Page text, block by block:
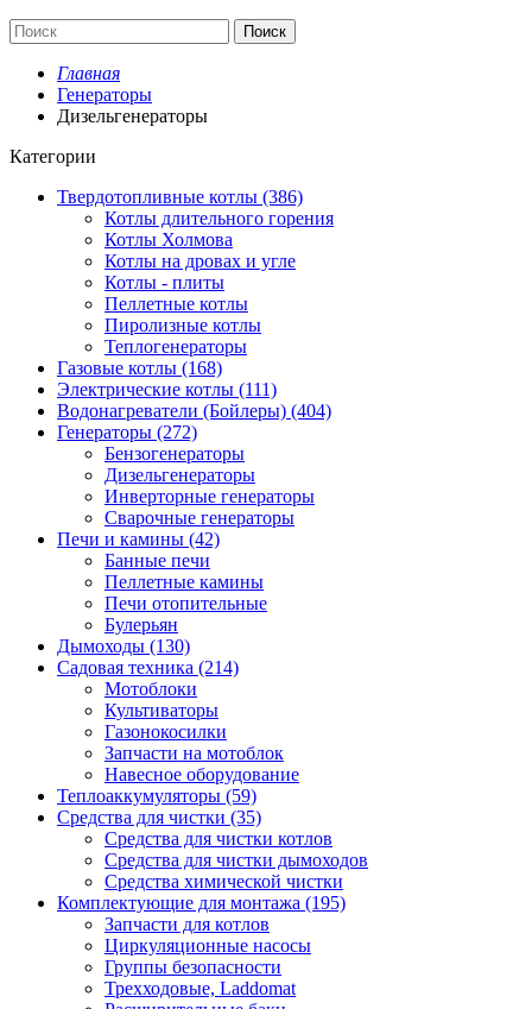
Поиск
Главная
Генераторы
Дизельгенераторы
Категории
Твердотопливные котлы (386)
Котлы длительного горения
Котлы Холмова
Котлы на дровах и угле
Котлы - плиты
Пеллетные котлы
Пиролизные котлы
Теплогенераторы
Газовые котлы (168)
Электрические котлы (111)
Водонагреватели (Бойлеры) (404)
Генераторы (272)
Бензогенераторы
Дизельгенераторы
Инверторные генераторы
Сварочные генераторы
Печи и камины (42)
Банные печи
Пеллетные камины
Печи отопительные
Булерьян
Дымоходы (130)
Садовая техника (214)
Мотоблоки
Культиваторы
Газонокосилки
Запчасти на мотоблок
Навесное оборудование
Теплоаккумуляторы (59)
Средства для чистки (35)
Средства для чистки котлов
Средства для чистки дымоходов
Средства химической чистки
Комплектующие для монтажа (195)
Запчасти для котлов
Циркуляционные насосы
Группы безопасности
Трехходовые, Laddomat